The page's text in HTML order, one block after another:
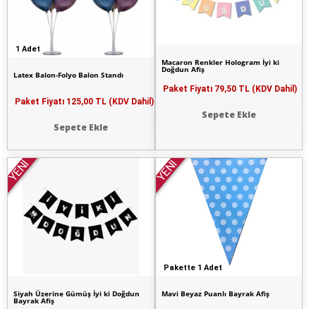
1 Adet
Latex Balon-Folyo Balon Standı
Paket Fiyatı 125,00 TL (KDV Dahil)
Sepete Ekle
Macaron Renkler Hologram İyi ki
Doğdun Afiş
Paket Fiyatı 79,50 TL (KDV Dahil)
Sepete Ekle
YENİ
Siyah Üzerine Gümüş İyi ki Doğdun
Bayrak Afiş
Pakette 1 Adet
YENİ
Mavi Beyaz Puanlı Bayrak Afiş